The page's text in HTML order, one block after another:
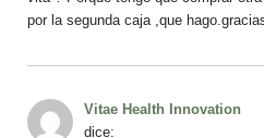
por la segunda caja ,que
Vitae Health Innovation
dice: